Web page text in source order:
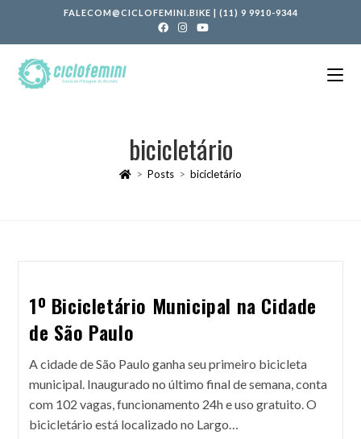
FALECOM@CICLOFEMINI.BIKE | (11) 9 9910-9344
bicicletário
> Posts > bicicletário
1º Bicicletário Municipal na Cidade
de São Paulo
A cidade de São Paulo ganha seu primeiro bicicleta
municipal. Inaugurado no último final de semana, conta
com 102 vagas, funcionamento 24h e uso gratuito. O
bicicletário está localizado no Largo…